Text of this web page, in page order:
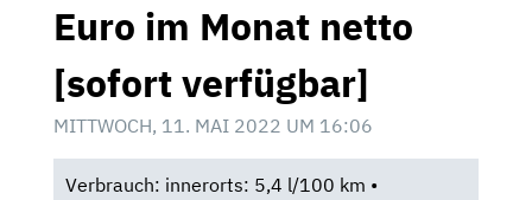
Euro im Monat netto
[sofort verfügbar]
MITTWOCH, 11. MAI 2022 UM 16:06
Verbrauch: innerorts: 5,4 l/100 km •